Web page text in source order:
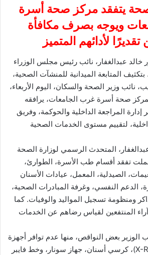
يتفقد مركز صحة أسرة
ويوجه بصرف مكافأة
تقديرًا لأدائهم المتميز
خالد عبدالغفار، نائب رئيس مجلس الوزراء
المتابعة الميدانية للمنشآت الصحية،
نائب وزير الصحة والسكان، اليوم الأربعاء،
صحة أسرة غرب الجامعات، يرافقه
إدارة المراجعة الداخلية والحوكمة، وفريق
لتقييم مستوى الخدمات الصحية
المتحدث الرسمي لوزارة الصحة
تفقد أقسام طب الأسرة، الطوارئ،
الصيدلية، المعمل، عيادات الأسنان
الدعم النفسي، وغرفة المبادرات الصحية،
ومنظومة تسجيل المواليد والوفيات. كما
المنتفعين لقياس رضاهم عن الخدمات
الوزير بعض النواقص، منها عدم توافر أجهزة
تكييف، جهاز أشعة (X-Ray)، كرسي أسنان، جهاز سونار، وخط فايبر